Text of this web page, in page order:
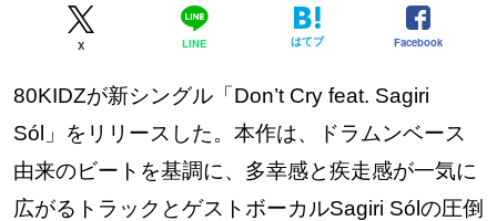
X LINE はてブ Facebook
80KIDZが新シングル「Don’t Cry feat. Sagiri
Sól」をリリースした。本作は、ドラムンベース
由来のビートを基調に、多幸感と疾走感が一気に
広がるトラックとゲストボーカルSagiri Sólの圧倒